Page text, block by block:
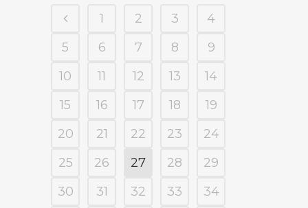
1 2 3
4
5
6 7 8
9
10
11 12 13
14
15
16 17 18
19
20
21 22 23
24
25
26 27 28
29
30
31 32 33
34